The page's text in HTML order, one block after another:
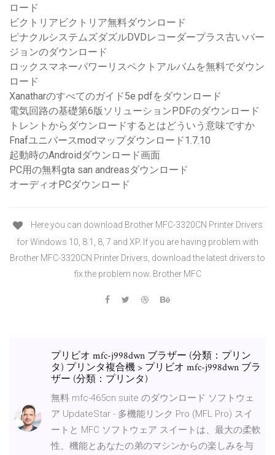
ロード
ビクトリアビクトリア無料ダウンロード
ピナクルシステムズダズルDVDレコーダープラス古いバー
ジョンのダウンロード
ロックスマネーパワーリスペクトアルバムを無料でダウン
ロード
Xanatharのすべてのガイド5e pdfをダウンロード
電気回路の基礎第6版ソリューションPDFのダウンロード
トレントからダウンロードするとはどういう意味ですか
Fnafユニバースmodマップダウンロード1.7.10
起動時のAndroidダウンロード画面
PC用の無料gta san andreasダウンロード
オーディオPCダウンロード
Here you can download Brother MFC-3320CN Printer Drivers
for Windows 10, 8.1, 8, 7 and XP. If you are having problem with
Brother MFC-3320CN Printer Drivers, download the latest drivers to
fix the problem now. Brother MFC
プリビオ mfc-j998dwn ブラザー (分類：プリン
タ) プリンタ複合機 > プリビオ mfc-j998dwn ブラ
ザー (分類：プリンタ)
無料 mfc-465cn suite のダウンロード ソフトウェ
ア UpdateStar - 多機能リンク Pro (MFL Pro) スイ
ートと MFC ソフトウェア スイートは、最大の柔軟
性、機能とあなたの弟のマシンからの楽しみを与